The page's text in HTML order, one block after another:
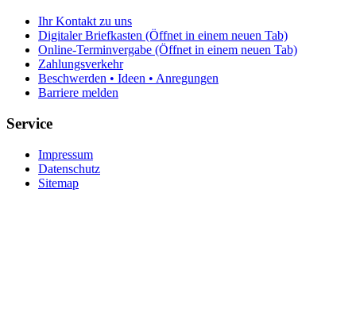
Ihr Kontakt zu uns
Digitaler Briefkasten (Öffnet in einem neuen Tab)
Online-Terminvergabe (Öffnet in einem neuen Tab)
Zahlungsverkehr
Beschwerden • Ideen • Anregungen
Barriere melden
Service
Impressum
Datenschutz
Sitemap